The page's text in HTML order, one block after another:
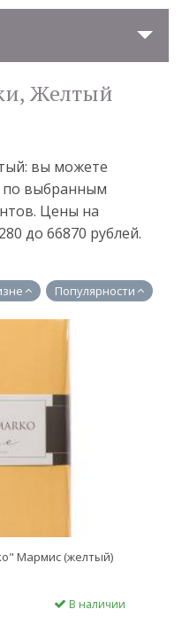
Желтый
вы можете
по выбранным
Цены на
до 66870 рублей.
Популярности
Мармис (желтый)
В наличии